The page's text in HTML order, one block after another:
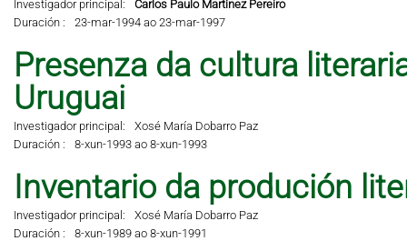
Investigador principal:
Carlos Paulo Martínez Pereiro
Duración :
23-mar-1994 ao 23-mar-1997
Presenza da cultura
Uruguai
Investigador principal:
Xosé María Dobarro Paz
Duración :
8-xun-1993 ao 8-xun-1993
Inventario da produción
Investigador principal:
Xosé María Dobarro Paz
Duración :
8-xun-1989 ao 8-xun-1991